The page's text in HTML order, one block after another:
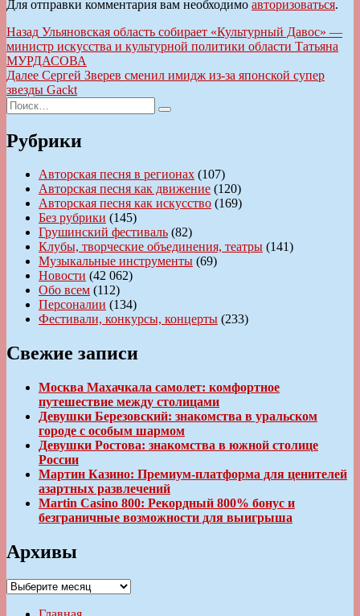
Для отправки комментария вам необходимо авторизоваться.
Навигация
по
записям
Назад Предыдущая
запись:
Ульяновская область собирает «Культурный Давос» —
министр искусства и культурной политики области Татьяна
МУРДАСОВА
Далее Следующая
запись:
Сергей Зверев сменил имидж из-за японской супер
звезды Gackt
Искать:
Поиск
Рубрики
Авторская песня в регионах (107)
Авторская песня как движение (120)
Авторская песня как искусство (169)
Без рубрики (145)
Грушинский фестиваль (82)
Клубы, творческие объединения, театры (141)
Музыкальные инструменты (69)
Новости (42 062)
Обо всем (112)
Персоналии (134)
Фестивали, конкурсы, концерты (233)
Свежие записи
Москва Махачкала самолет: комфортное
путешествие между столицами
Девушки Березовский: знакомства в уральском
городе с особым шармом
Девушки Ростова: знакомства в южной столице
России
Мартин Казино: Премиум-платформа для ценителей
азартных развлечений
Martin Casino 800: Рекордный 800% бонус и
безграничные возможности для выигрыша
Архивы
Архивы